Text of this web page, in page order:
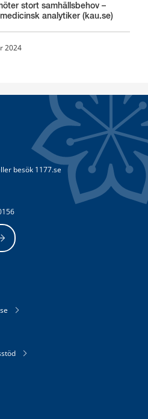
stort samhällsbehov –
analytiker (kau.se)
2024
besök 1177.se